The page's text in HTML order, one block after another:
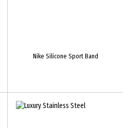
Nike Silicone Sport Band